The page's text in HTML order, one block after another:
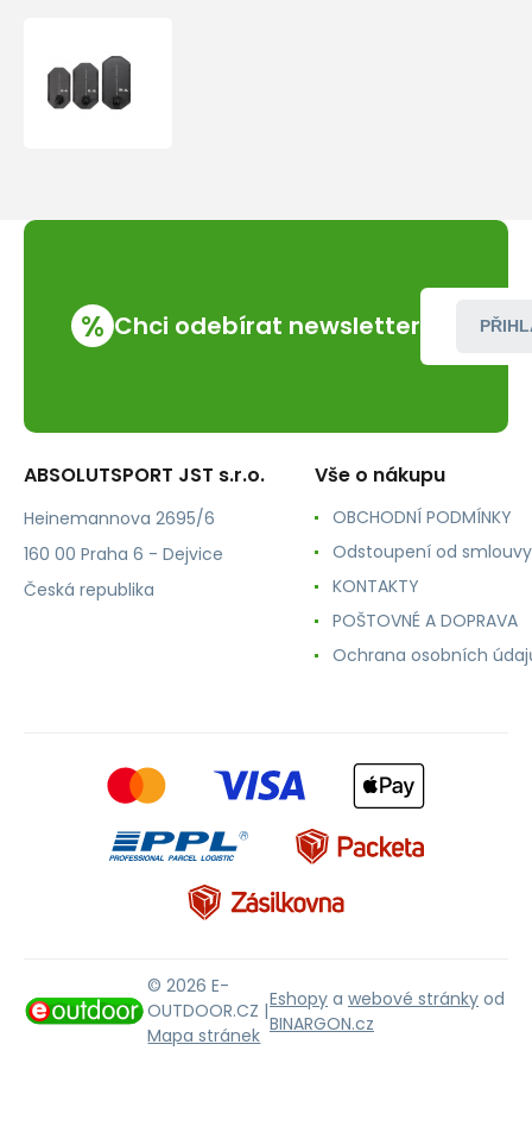
L
% Chci odebírat newsletter
ABSOLUTSPORT JST s.r.o.
Heinemannova 2695/6
160 00 Praha 6 - Dejvice
Česká republika
Vše o nákupu
OBCHODNÍ PODMÍNKY
Odstoupení od smlouvy
KONTAKTY
POŠTOVNÉ A DOPRAVA
Ochrana osobních
© 2026 E-
OUTDOOR.CZ |
Mapa stránek
Eshopy a webové stránky od
BINARGON.cz